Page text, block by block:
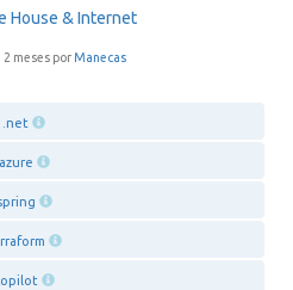
House & Internet
meses por Manecas
.net
azure